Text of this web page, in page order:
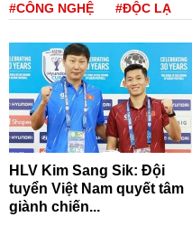
#CÔNG NGHỆ #ĐỘC LẠ
HLV Kim Sang Sik: Đội
tuyển Việt Nam quyết tâm
giành chiến...